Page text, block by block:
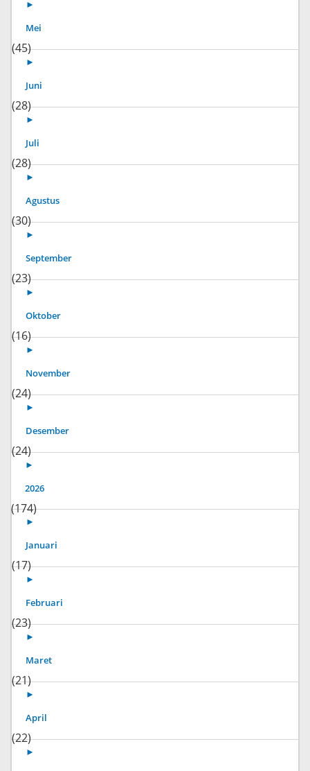
►
Mei
(45)
►
Juni
(28)
►
Juli
(28)
►
Agustus
(30)
►
September
(23)
►
Oktober
(16)
►
November
(24)
►
Desember
(24)
►
2026
(174)
►
Januari
(17)
►
Februari
(23)
►
Maret
(21)
►
April
(22)
►